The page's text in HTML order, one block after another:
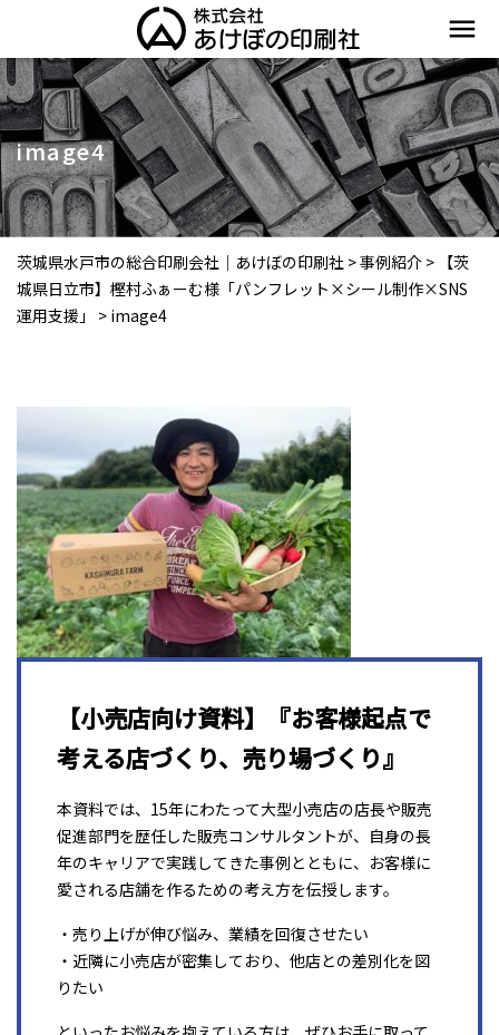
menu
image4
茨城県水戸市の総合印刷会社｜あけぼの印刷社 >事例紹介 > 【茨
城県日立市】樫村ふぁーむ様「パンフレット×シール制作×SNS
運用支援」
> image4
【小売店向け資料】『お客様起点で
考える店づくり、売り場づくり』
本資料では、15年にわたって大型小売店の店長や販売
促進部門を歴任した販売コンサルタントが、自身の長
年のキャリアで実践してきた事例とともに、お客様に
愛される店舗を作るための考え方を伝授します。
・売り上げが伸び悩み、業績を回復させたい
・近隣に小売店が密集しており、他店との差別化を図
りたい